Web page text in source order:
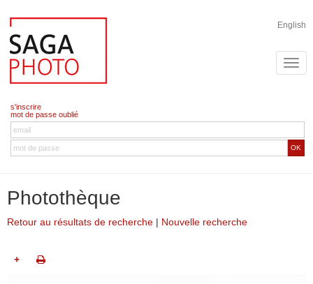
English
s'inscrire
mot de passe oublié
OK
Photothèque
Retour au résultats de recherche | Nouvelle recherche
+